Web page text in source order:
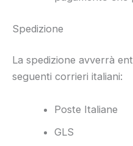
Spedizione
La spedizione avverrà
seguenti corrieri italiani:
Poste Italiane
GLS